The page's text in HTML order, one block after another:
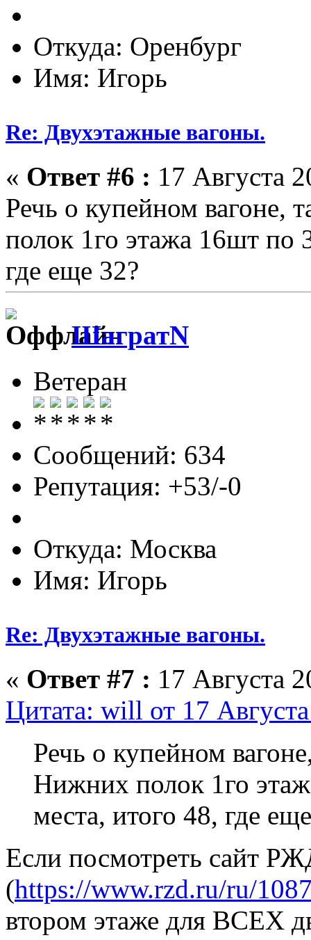
Откуда: Оренбург
Имя: Игорь
Re: Двухэтажные вагоны.
« Ответ #6 : 17 Августа
Речь о купейном вагоне,
полок 1го этажа 16шт по
где еще 32?
ШагратN
Ветеран
Сообщений: 634
Репутация: +53/-0
Откуда: Москва
Имя: Игорь
Re: Двухэтажные вагоны.
« Ответ #7 : 17 Августа
Цитата: will от 17
Речь о купейном
Нижних полок 1го
места, итого 48, где
Если посмотреть сайт
(https://www.rzd.ru/ru/
втором этаже для ВСЕХ